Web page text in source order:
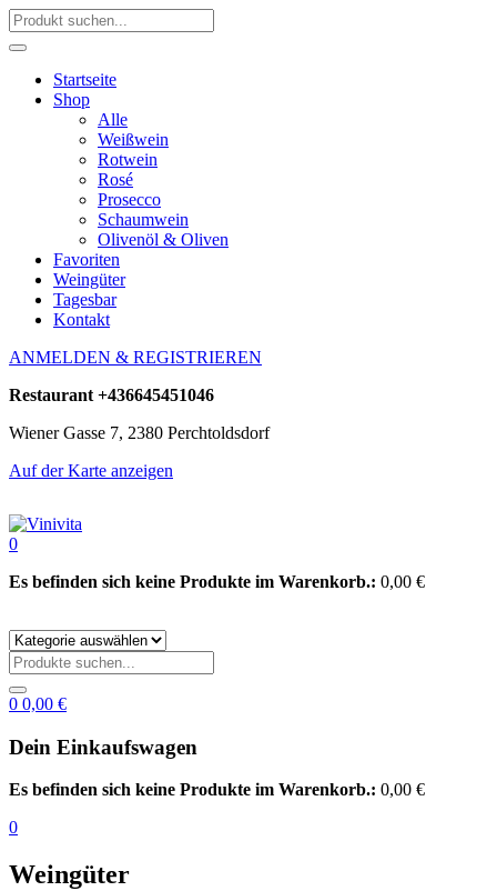
Startseite
Shop
Alle
Weißwein
Rotwein
Rosé
Prosecco
Schaumwein
Olivenöl & Oliven
Favoriten
Weingüter
Tagesbar
Kontakt
ANMELDEN & REGISTRIEREN
Restaurant +436645451046
Wiener Gasse 7, 2380 Perchtoldsdorf
Auf der Karte anzeigen
0
Es befinden sich keine Produkte im Warenkorb.: 0,00 €
0 0,00 €
Dein Einkaufswagen
Es befinden sich keine Produkte im Warenkorb.: 0,00 €
0
Weingüter